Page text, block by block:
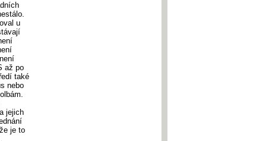
u
až po
také
nebo
jejich
je to